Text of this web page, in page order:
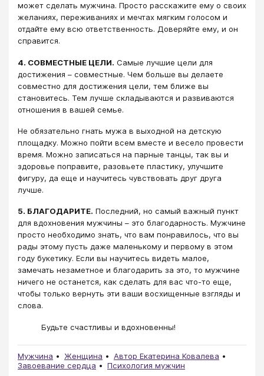
может сделать мужчина. Просто расскажите ему о своих
желаниях, переживаниях и мечтах мягким голосом и
отдайте ему всю ответственность. Доверяйте ему, и он
справится.
4. СОВМЕСТНЫЕ ЦЕЛИ. Самые лучшие цели для
достижения – совместные. Чем больше вы делаете
совместно для достижения цели, тем ближе вы
становитесь. Тем лучше складываются и развиваются
отношения в вашей семье.
Не обязательно гнать мужа в выходной на детскую
площадку. Можно пойти всем вместе и весело провести
время. Можно записаться на парные танцы, так вы и
здоровье поправите, разовьете пластику, улучшите
фигуру, да еще и научитесь чувствовать друг друга
лучше.
5. БЛАГОДАРИТЕ. Последний, но самый важный пункт
для вдохновения мужчины – это благодарность. Мужчине
просто необходимо знать, что вам понравилось, что вы
рады этому пусть даже маленькому и первому в этом
году букетику. Если вы научитесь видеть малое,
замечать незаметное и благодарить за это, то мужчине
ничего не останется, как сделать для вас что-то еще,
чтобы только вернуть эти ваши восхищенные взгляды и
слова.
Будьте счастливы и вдохновенны!
Мужчина Женщина
Автор Екатерина Ковалева
Завоевание сердца
Психология мужчин